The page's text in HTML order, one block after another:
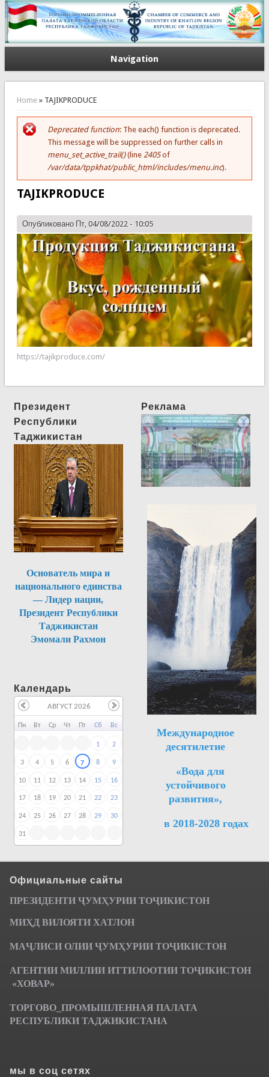
Navigation
You are here
Home» TAJIKPRODUCE
Error message
Deprecated function: The each() function is deprecated.
This message will be suppressed on further calls in
menu_set_active_trail()(line 2405of
/var/data/tppkhat/public_html/includes/menu.inc).
TAJIKPRODUCE
Опубликовано Пт, 04/08/2022 - 10:05
https://tajikproduce.com/
Президент
Республики
Таджикистан
Основатель мира и
национального единства
— Лидер нации,
Президент Республики
Таджикистан
Эмомали Рахмон
Календарь
Пн Вт Ср Чт Пт Сб Вс
1 2
3 4 5 6 7 8 9
10 11 12 13 14 15 16
17 18 19 20 21 22 23
24 25 26 27 28 29 30
31
АВГУСТ 2026
Реклама
Международное
десятилетие
«Вода для
устойчивого
развития»,
в 2018-2028 годах
Официальные сайты
ПРЕЗИДЕНТИ ҶУМҲУРИИ ТОҶИКИСТОН
МИҲД ВИЛОЯТИ ХАТЛОН
МАҶЛИСИ ОЛИИ ҶУМҲУРИИ ТОҶИКИСТОН
АГЕНТИИ МИЛЛИИ ИТТИЛООТИИ ТОҶИКИСТОН
«ХОВАР»
ТОРГОВО_ПРОМЫШЛЕННАЯ ПАЛАТА
РЕСПУБЛИКИ ТАДЖИКИСТАНА
мы в соц сетях